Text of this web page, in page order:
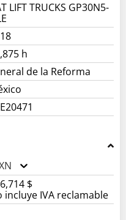
LIFT TRUCKS GP30N5-
h
de la Reforma
$
incluye IVA reclamable